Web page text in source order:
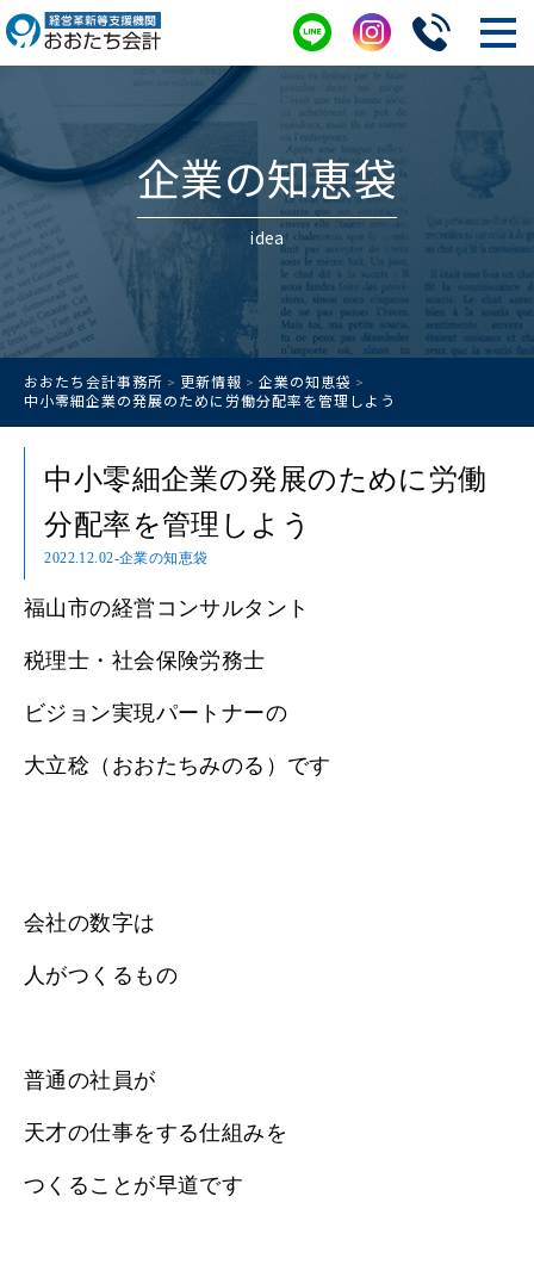
企業の知恵袋
idea
おおたち会計事務所 > 更新情報 > 企業の知恵袋 >
中小零細企業の発展のために労働分配率を管理しよう
中小零細企業の発展のために労働
分配率を管理しよう
2022.12.02-企業の知恵袋
福山市の経営コンサルタント
税理士・社会保険労務士
ビジョン実現パートナーの
大立稔（おおたちみのる）です
会社の数字は
人がつくるもの
普通の社員が
天才の仕事をする仕組みを
つくることが早道です